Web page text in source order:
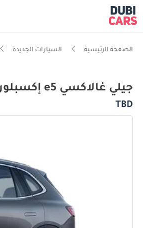
الصفحة الرئيسية السيارات الجديدة
جيلي غالاكسي e5 إكسبلورر
TBD